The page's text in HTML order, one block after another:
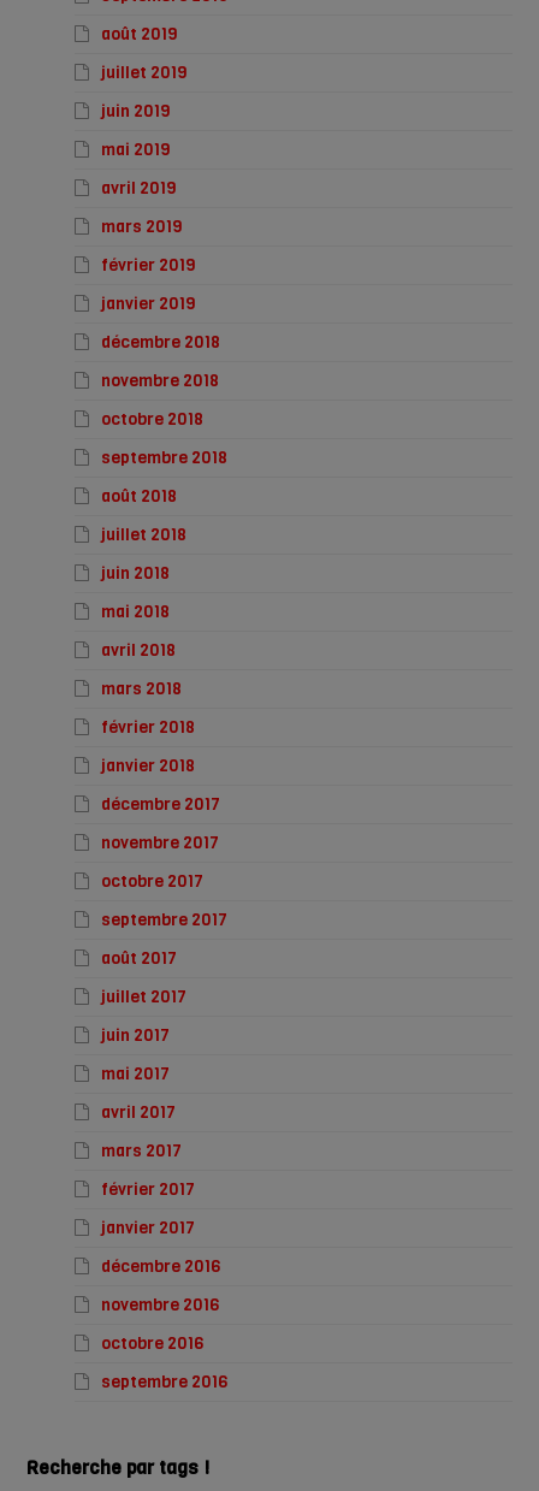
août 2019
juillet 2019
juin 2019
mai 2019
avril 2019
mars 2019
février 2019
janvier 2019
décembre 2018
novembre 2018
octobre 2018
septembre 2018
août 2018
juillet 2018
juin 2018
mai 2018
avril 2018
mars 2018
février 2018
janvier 2018
décembre 2017
novembre 2017
octobre 2017
septembre 2017
août 2017
juillet 2017
juin 2017
mai 2017
avril 2017
mars 2017
février 2017
janvier 2017
décembre 2016
novembre 2016
octobre 2016
septembre 2016
Recherche par tags !